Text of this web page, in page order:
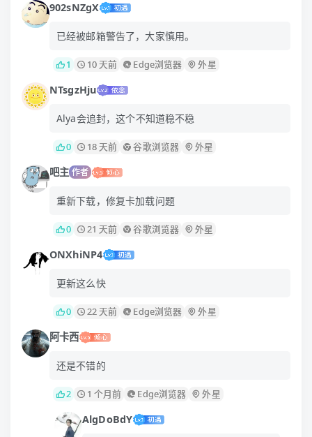
902sNZgX
已经被邮箱警告了，大家慎用。
1 10 天前 Edge浏览器 外星
NTsgzHju
Alya会追封，这个不知道稳不稳
0 18 天前 谷歌浏览器 外星
吧主 作者
重新下载，修复卡加载问题
0 21 天前 谷歌浏览器 外星
ONXhiNP4
更新这么快
0 22 天前 Edge浏览器 外星
阿卡西
还是不错的
2 1 个月前 Edge浏览器 外星
AlgDoBdY